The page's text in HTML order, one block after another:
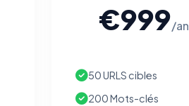
€999/an
50 URLS cibles
200 Mots-clés